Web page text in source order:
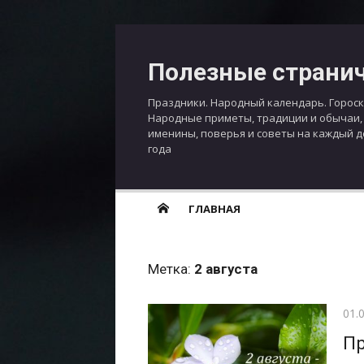
Полезные
Праздники. Народный календарь.
Народные приметы, традиции и обычаи,
именины, поверья и советы на каждый
года
ГЛАВНАЯ
Метка: 2 августа